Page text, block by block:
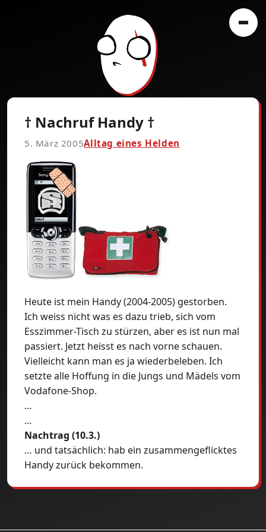
† Nachruf Handy †
5. März 2005Alltag eines Helden
Heute ist mein Handy (2004-2005) gestorben.
Ich weiss nicht was es dazu trieb, sich vom
Esszimmer-Tisch zu stürzen, aber es ist nun mal
passiert. Jetzt heisst es nach vorne schauen.
Vielleicht kann man es ja wiederbeleben. Ich
setzte alle Hoffung in die Jungs und Mädels vom
Vodafone-Shop.
…
…
Nachtrag (10.3.)
… und tatsächlich: hab ein zusammengeflicktes
Handy zurück bekommen.